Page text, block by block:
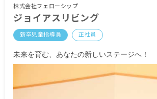
昇給あり
※契約期間1年 契約更新あり
株式会社フェローシップ
ジョイアスリビング
新卒児童指導員 正社員
未来を育む、あなたの新しいステージへ！